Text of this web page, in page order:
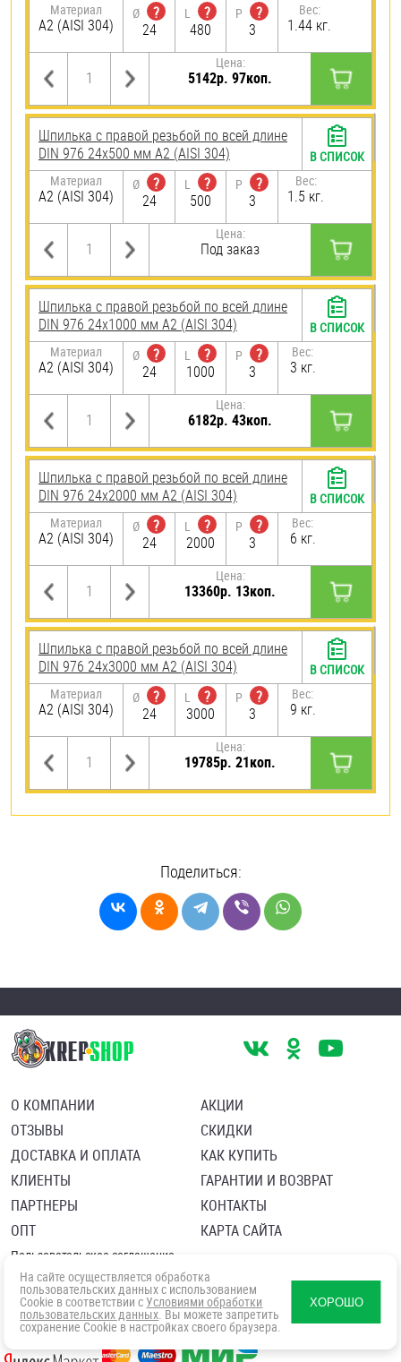
Материал
А2 (AISI 304)
Ø
?
24
L
?
480
P
?
3
Вес:
1.44 кг.
Цена:
5142р. 97коп.
Шпилька с правой резьбой по всей длине
DIN 976 24х500 мм А2 (AISI 304)
Материал
А2 (AISI 304)
Ø
?
24
L
?
500
P
?
3
Вес:
1.5 кг.
Цена:
Под заказ
В СПИСОК
Шпилька с правой резьбой по всей длине
DIN 976 24х1000 мм А2 (AISI 304)
Материал
А2 (AISI 304)
Ø
?
24
L
?
1000
P
?
3
Вес:
3 кг.
Цена:
6182р. 43коп.
В СПИСОК
Шпилька с правой резьбой по всей длине
DIN 976 24х2000 мм А2 (AISI 304)
Материал
А2 (AISI 304)
Ø
?
24
L
?
2000
P
?
3
Вес:
6 кг.
Цена:
13360р. 13коп.
В СПИСОК
Шпилька с правой резьбой по всей длине
DIN 976 24х3000 мм А2 (AISI 304)
Материал
А2 (AISI 304)
Ø
?
24
L
?
3000
P
?
3
Вес:
9 кг.
Цена:
19785р. 21коп.
В СПИСОК
Поделиться:
О КОМПАНИИ
ОТЗЫВЫ
ДОСТАВКА И ОПЛАТА
КЛИЕНТЫ
ПАРТНЕРЫ
ОПТ
АКЦИИ
СКИДКИ
КАК КУПИТЬ
ГАРАНТИИ И ВОЗВРАТ
КОНТАКТЫ
КАРТА САЙТА
Пользовательское соглашение
Политика в отношении обработки персональных данных
Согласие посетителя сайта на обработку персональных данны
На сайте осуществляется обработка
пользовательских данных с использованием
Cookie в соответствии с Условиями обработки
пользовательских данных. Вы можете запретить
сохранение Cookie в настройках своего браузера.
ХОРОШО